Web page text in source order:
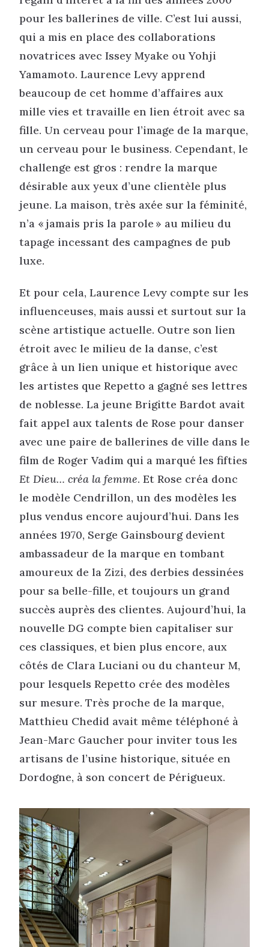
pour les ballerines de ville. C’est lui aussi,
qui a mis en place des collaborations
novatrices avec Issey Myake ou Yohji
Yamamoto. Laurence Levy apprend
beaucoup de cet homme d’affaires aux
mille vies et travaille en lien étroit avec sa
fille. Un cerveau pour l’image de la marque,
un cerveau pour le business. Cependant, le
challenge est gros : rendre la marque
désirable aux yeux d’une clientèle plus
jeune. La maison, très axée sur la féminité,
n’a « jamais pris la parole » au milieu du
tapage incessant des campagnes de pub
luxe.
Et pour cela, Laurence Levy compte sur les
influenceuses, mais aussi et surtout sur la
scène artistique actuelle. Outre son lien
étroit avec le milieu de la danse, c’est
grâce à un lien unique et historique avec
les artistes que Repetto a gagné ses lettres
de noblesse. La jeune Brigitte Bardot avait
fait appel aux talents de Rose pour danser
avec une paire de ballerines de ville dans le
film de Roger Vadim qui a marqué les fifties
Et Dieu… créa la femme. Et Rose créa donc
le modèle Cendrillon, un des modèles les
plus vendus encore aujourd’hui. Dans les
années 1970, Serge Gainsbourg devient
ambassadeur de la marque en tombant
amoureux de la Zizi, des derbies dessinées
pour sa belle-fille, et toujours un grand
succès auprès des clientes. Aujourd’hui, la
nouvelle DG compte bien capitaliser sur
ces classiques, et bien plus encore, aux
côtés de Clara Luciani ou du chanteur M,
pour lesquels Repetto crée des modèles
sur mesure. Très proche de la marque,
Matthieu Chedid avait même téléphoné à
Jean-Marc Gaucher pour inviter tous les
artisans de l’usine historique, située en
Dordogne, à son concert de Périgueux.